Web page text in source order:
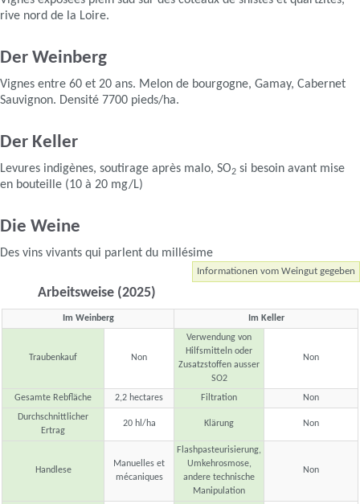
rive nord de la Loire.
Der Weinberg
Vignes entre 60 et 20 ans. Melon de bourgogne, Gamay, Cabernet
Sauvignon. Densité 7700 pieds/ha.
Der Keller
Levures indigènes, soutirage après malo, SO2 si besoin avant mise
en bouteille (10 à 20 mg/L)
Die Weine
Des vins vivants qui parlent du millésime
Informationen vom Weingut gegeben
Arbeitsweise (2025)
Im Weinberg Im Keller
Traubenkauf Non
Verwendung von
Hilfsmitteln oder
Zusatzstoffen ausser
SO2
Non
Gesamte Rebfläche 2,2 hectares Filtration
Non
Durchschnittlicher
Ertrag
20 hl/ha Klärung Non
Handlese
Manuelles et
mécaniques
Flashpasteurisierung,
Umkehrosmose,
andere technische
Manipulation
Non